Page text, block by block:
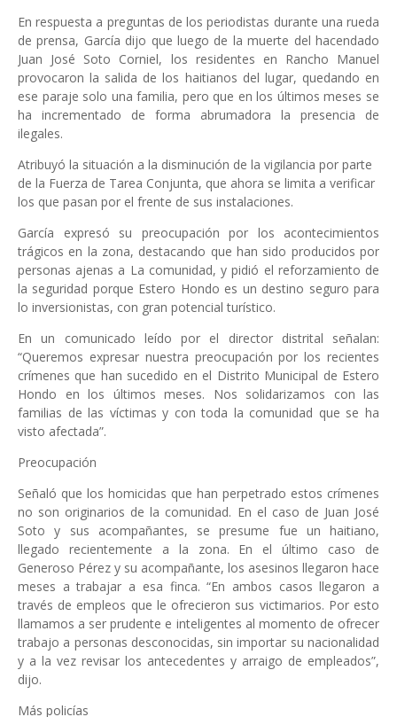
En respuesta a preguntas de los periodistas durante una rueda
de prensa, García dijo que luego de la muerte del hacendado
Juan José Soto Corniel, los residentes en Rancho Manuel
provocaron la salida de los haitianos del lugar, quedando en
ese paraje solo una familia, pero que en los últimos meses se
ha incrementado de forma abrumadora la presencia de
ilegales.
Atribuyó la situación a la disminución de la vigilancia por parte
de la Fuerza de Tarea Conjunta, que ahora se limita a verificar
los que pasan por el frente de sus instalaciones.
García expresó su preocupación por los acontecimientos
trágicos en la zona, destacando que han sido producidos por
personas ajenas a La comunidad, y pidió el reforzamiento de
la seguridad porque Estero Hondo es un destino seguro para
lo inversionistas, con gran potencial turístico.
En un comunicado leído por el director distrital señalan:
“Queremos expresar nuestra preocupación por los recientes
crímenes que han sucedido en el Distrito Municipal de Estero
Hondo en los últimos meses. Nos solidarizamos con las
familias de las víctimas y con toda la comunidad que se ha
visto afectada”.
Preocupación
Señaló que los homicidas que han perpetrado estos crímenes
no son originarios de la comunidad. En el caso de Juan José
Soto y sus acompañantes, se presume fue un haitiano,
llegado recientemente a la zona. En el último caso de
Generoso Pérez y su acompañante, los asesinos llegaron hace
meses a trabajar a esa finca. “En ambos casos llegaron a
través de empleos que le ofrecieron sus victimarios. Por esto
llamamos a ser prudente e inteligentes al momento de ofrecer
trabajo a personas desconocidas, sin importar su nacionalidad
y a la vez revisar los antecedentes y arraigo de empleados”,
dijo.
Más policías